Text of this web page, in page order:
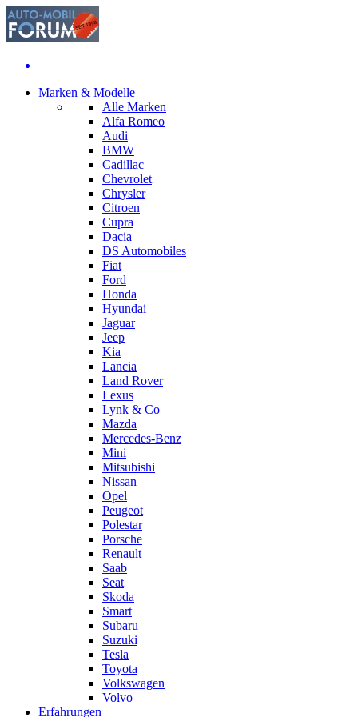
Marken & Modelle
Alle Marken
Alfa Romeo
Audi
BMW
Cadillac
Chevrolet
Chrysler
Citroen
Cupra
Dacia
DS Automobiles
Fiat
Ford
Honda
Hyundai
Jaguar
Jeep
Kia
Lancia
Land Rover
Lexus
Lynk & Co
Mazda
Mercedes-Benz
Mini
Mitsubishi
Nissan
Opel
Peugeot
Polestar
Porsche
Renault
Saab
Seat
Skoda
Smart
Subaru
Suzuki
Tesla
Toyota
Volkswagen
Volvo
Erfahrungen